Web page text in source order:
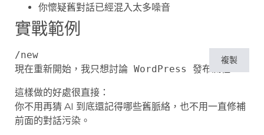
你懷疑舊對話已經混入太多噪音
實戰範例
/new
複製
這樣做的好處很直接：
你不用再猜 AI 到底還記得哪些舊脈絡，也不用一直修補
前面的對話污染。